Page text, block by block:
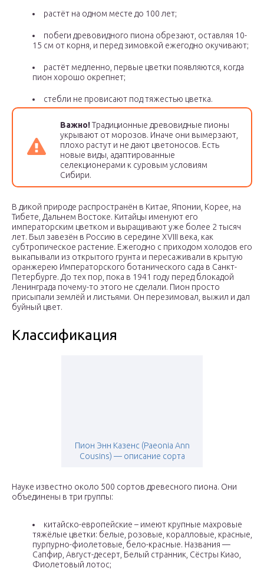
растёт на одном месте до 100 лет;
побеги древовидного пиона обрезают, оставляя 10-
15 см от корня, и перед зимовкой ежегодно окучивают;
растёт медленно, первые цветки появляются, когда
пион хорошо окрепнет;
стебли не провисают под тяжестью цветка.
Важно!Традиционные древовидные пионы
укрывают от морозов. Иначе они вымерзают,
плохо растут и не дают цветоносов. Есть
новые виды, адаптированные
селекционерами к суровым условиям
Сибири.
В дикой природе распространён в Китае, Японии, Корее, на
Тибете, Дальнем Востоке. Китайцы именуют его
императорским цветком и выращивают уже более 2 тысяч
лет. Был завезён в Россию в середине XVIII века, как
субтропическое растение. Ежегодно с приходом холодов его
выкапывали из открытого грунта и пересаживали в крытую
оранжерею Императорского ботанического сада в Санкт-
Петербурге. До тех пор, пока в 1941 году перед блокадой
Ленинграда почему-то этого не сделали. Пион просто
присыпали землёй и листьями. Он перезимовал, выжил и дал
буйный цвет.
Классификация
Пион Энн Казенс (Paeonia Ann
Cousins) — описание сорта
Науке известно около 500 сортов древесного пиона. Они
объединены в три группы:
китайско-европейские – имеют крупные махровые
тяжёлые цветки: белые, розовые, коралловые, красные,
пурпурно-фиолетовые, бело-красные. Названия —
Сапфир, Август-десерт, Белый странник, Сёстры Киао,
Фиолетовый лотос;